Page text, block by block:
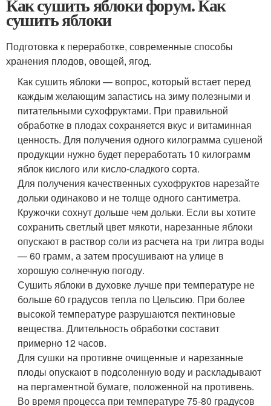
сушить яблоки
Подготовка к переработке, современные способы
хранения плодов, овощей, ягод.
Как сушить яблоки — вопрос, который встает перед
каждым желающим запастись на зиму полезными и
питательными сухофруктами. При правильной
обработке в плодах сохраняется вкус и витаминная
ценность. Для получения одного килограмма сушеной
продукции нужно будет переработать 10 килограмм
яблок кислого или кисло-сладкого сорта.
Для получения качественных сухофруктов нарезайте
дольки одинаково и не толще одного сантиметра.
Кружочки сохнут дольше чем дольки. Если вы хотите
сохранить светлый цвет мякоти, нарезанные яблоки
опускают в раствор соли из расчета на три литра воды
— 60 грамм, а затем просушивают на улице в
хорошую солнечную погоду.
Сушить яблоки в духовке лучше при температуре не
больше 60 градусов тепла по Цельсию. При более
высокой температуре разрушаются пектиновые
вещества. Длительность обработки составит
примерно 12 часов.
Для сушки на противне очищенные и нарезанные
плоды опускают в подсоленную воду и раскладывают
на пергаментной бумаге, положенной на противень.
Во время процесса при температуре 75-80 градусов